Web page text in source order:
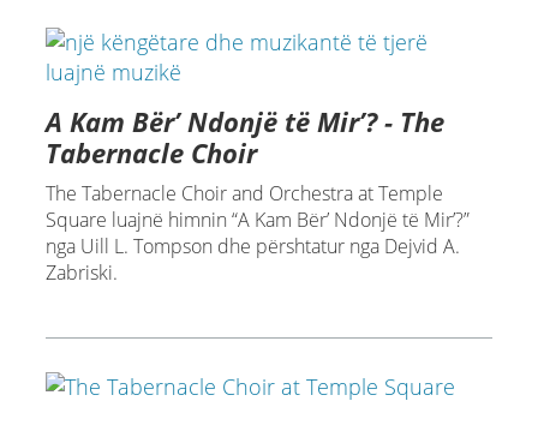
A Kam Bër’ Ndonjë të Mir’? - The
Tabernacle Choir
The Tabernacle Choir and Orchestra at Temple
Square luajnë himnin “A Kam Bër’ Ndonjë të Mir’?”
nga Uill L. Tompson dhe përshtatur nga Dejvid A.
Zabriski.